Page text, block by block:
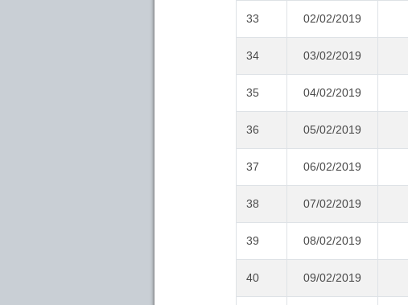
33 02/02/2019
34 03/02/2019
35 04/02/2019
36 05/02/2019
37 06/02/2019
38 07/02/2019
39 08/02/2019
40 09/02/2019